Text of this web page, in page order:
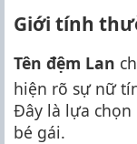
Giới tính
Tên đệm Lan
hiện rõ sự nữ
Đây là lựa chọn
bé gái.